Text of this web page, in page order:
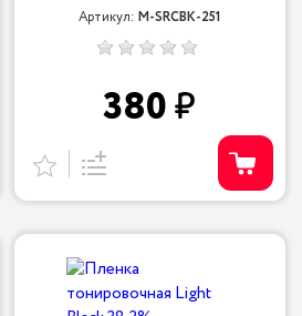
Артикул:M-SRCBK-251
380